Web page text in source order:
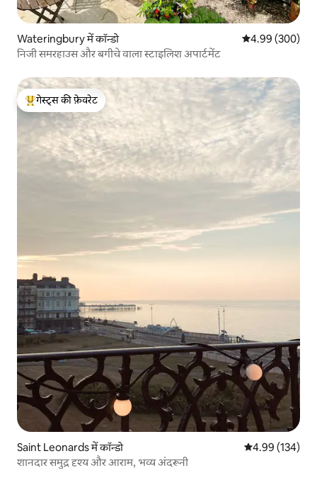
Wateringbury में कॉन्डो औसत रेटिंग 5 में से
4.99 (300)
निजी समरहाउस और बगीचे वाला स्टाइलिश अपार्टमेंट
गेस्ट्स का टॉप फ़ेवरेट
गेस्ट्स की फ़ेवरेट
Saint Leonards में कॉन्डो औसत रेटिंग 5 में से
4.99 (134)
शानदार समुद्र दृश्य और आराम, भव्य अंदरूनी